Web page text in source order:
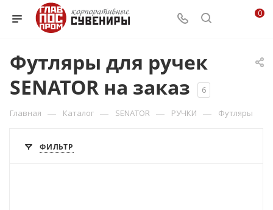
0
Футляры для ручек
SENATOR на заказ
6
Главная — Каталог — SENATOR — РУЧКИ — Футляры
ФИЛЬТР